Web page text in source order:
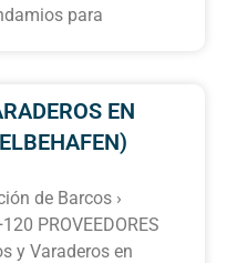
para
EN
de Barcos ›
PROVEEDORES
y Varaderos en